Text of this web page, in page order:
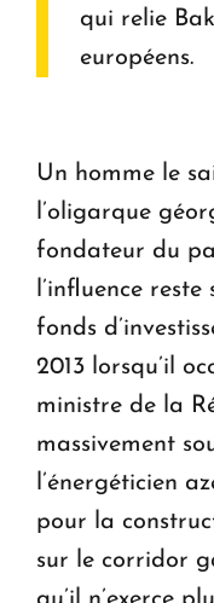
qui relie
européens.
Un homme le
l’oligarque
fondateur du
l’influence
fonds
2013 lorsqu’il
ministre de la
massivement
l’énergéticien
pour la
sur le corridor